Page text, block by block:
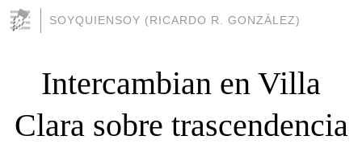
SOYQUIENSOY (RICARDO R. GONZÁLEZ)
Intercambian en Villa
Clara sobre trascendencia